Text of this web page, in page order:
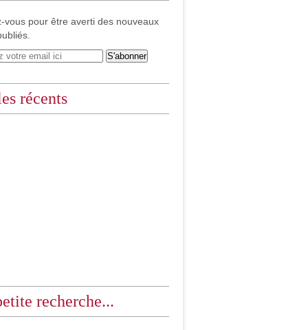
vous pour être averti des nouveaux
récents
recherche...